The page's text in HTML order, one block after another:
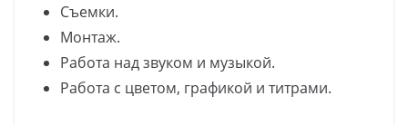
Съемки.
Монтаж.
Работа над звуком и музыкой.
Работа с цветом, графикой и титрами.